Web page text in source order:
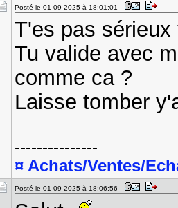
Posté le 01-09-2025 à 18:01:01
T'es pas
Tu valide avec
comme ca ?
Laisse tomber
---------------
¤ Achats/Ventes/
Posté le 01-09-2025 à 18:06:56